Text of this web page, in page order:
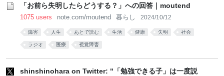
「お前ら失明したらどうする？」への回答｜moutend
1075 users note.com/moutend 暮らし 2024/10/12
障害 人生 あとで読む 生活 健康 失明 社会
ラジオ 医療 視覚障害
shinshinohara on Twitter: "「勉強できる子」は一度説